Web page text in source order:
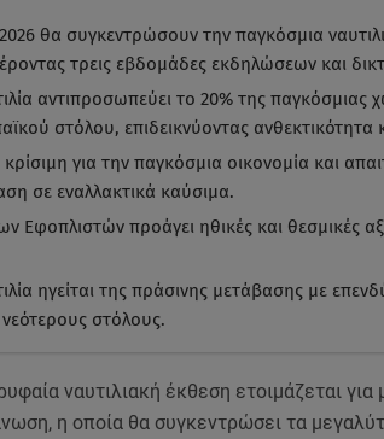
θα συγκεντρώσουν την παγκόσμια
τρεις εβδομάδες εκδηλώσεων και
αντιπροσωπεύει το 20% της παγκόσμιας
στόλου, επιδεικνύοντας ανθεκτικότητα
κρίσιμη για την παγκόσμια οικονομία και
σε εναλλακτικά καύσιμα.
Εφοπλιστών προάγει ηθικές και θεσμικές
ηγείται της πράσινης μετάβασης με
νεότερους στόλους.
ναυτιλιακή έκθεση ετοιμάζεται για
η οποία θα συγκεντρώσει τα